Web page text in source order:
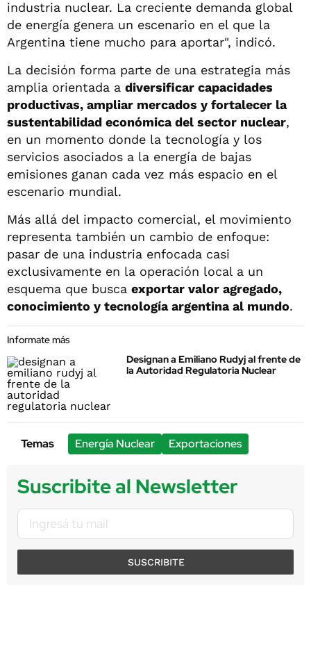
industria nuclear. La creciente demanda global
de energía genera un escenario en el que la
Argentina tiene mucho para aportar", indicó.
La decisión forma parte de una estrategia más
amplia orientada a diversificar capacidades
productivas, ampliar mercados y fortalecer la
sustentabilidad económica del sector nuclear,
en un momento donde la tecnología y los
servicios asociados a la energía de bajas
emisiones ganan cada vez más espacio en el
escenario mundial.
Más allá del impacto comercial, el movimiento
representa también un cambio de enfoque:
pasar de una industria enfocada casi
exclusivamente en la operación local a un
esquema que busca exportar valor agregado,
conocimiento y tecnología argentina al mundo.
Informate más
Designan a Emiliano Rudyj al frente de
la Autoridad Regulatoria Nuclear
Temas Energía Nuclear Exportaciones
Suscribite al Newsletter
SUSCRIBITE